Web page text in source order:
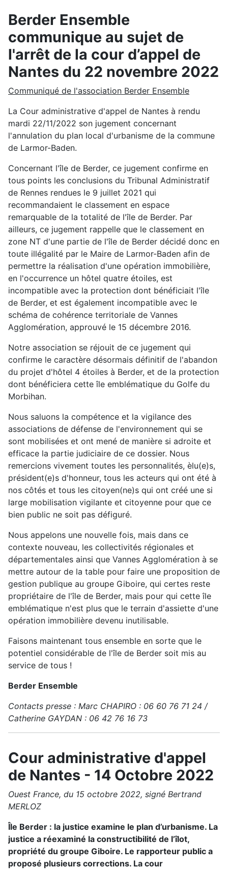
Berder Ensemble
communique au sujet de
l'arrêt de la cour d’appel de
Nantes du 22 novembre 2022
Communiqué de l'association Berder Ensemble
La Cour administrative d'appel de Nantes à rendu
mardi 22/11/2022 son jugement concernant
l'annulation du plan local d'urbanisme de la commune
de Larmor-Baden.
Concernant l'île de Berder, ce jugement confirme en
tous points les conclusions du Tribunal Administratif
de Rennes rendues le 9 juillet 2021 qui
recommandaient le classement en espace
remarquable de la totalité de l'île de Berder. Par
ailleurs, ce jugement rappelle que le classement en
zone NT d'une partie de l'île de Berder décidé donc en
toute illégalité par le Maire de Larmor-Baden afin de
permettre la réalisation d'une opération immobilière,
en l'occurrence un hôtel quatre étoiles, est
incompatible avec la protection dont bénéficiait l'île
de Berder, et est également incompatible avec le
schéma de cohérence territoriale de Vannes
Agglomération, approuvé le 15 décembre 2016.
Notre association se réjouit de ce jugement qui
confirme le caractère désormais définitif de l'abandon
du projet d'hôtel 4 étoiles à Berder, et de la protection
dont bénéficiera cette île emblématique du Golfe du
Morbihan.
Nous saluons la compétence et la vigilance des
associations de défense de l'environnement qui se
sont mobilisées et ont mené de manière si adroite et
efficace la partie judiciaire de ce dossier. Nous
remercions vivement toutes les personnalités, èlu(e)s,
président(e)s d'honneur, tous les acteurs qui ont été à
nos côtés et tous les citoyen(ne)s qui ont créé une si
large mobilisation vigilante et citoyenne pour que ce
bien public ne soit pas défiguré.
Nous appelons une nouvelle fois, mais dans ce
contexte nouveau, les collectivités régionales et
départementales ainsi que Vannes Agglomération à se
mettre autour de la table pour faire une proposition de
gestion publique au groupe Giboire, qui certes reste
propriétaire de l'île de Berder, mais pour qui cette île
emblématique n'est plus que le terrain d'assiette d'une
opération immobilière devenu inutilisable.
Faisons maintenant tous ensemble en sorte que le
potentiel considérable de l'île de Berder soit mis au
service de tous !
Berder Ensemble
Contacts presse : Marc CHAPIRO : 06 60 76 71 24 /
Catherine GAYDAN : 06 42 76 16 73
Cour administrative d'appel
de Nantes - 14 Octobre 2022
Ouest France, du 15 octobre 2022, signé Bertrand
MERLOZ
Île Berder : la justice examine le plan d’urbanisme. La
justice a réexaminé la constructibilité de l’îlot,
propriété du groupe Giboire. Le rapporteur public a
proposé plusieurs corrections. La cour